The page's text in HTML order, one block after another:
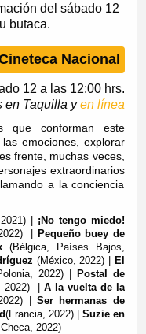
del sábado 12
butaca.
Nacional
12 a las 12:00 hrs.
en Taquilla yen línea
que conforman este
emociones, explorar
frente, muchas veces,
extraordinarios
a la conciencia
| ¡No tengo miedo!
| Pequeño buey de
(Bélgica, Países Bajos,
(México, 2022) |El
2022) | Postal de
2022) | A la vuelta de la
| Ser hermanas de
(Francia, 2022) | Suzie en
2022)